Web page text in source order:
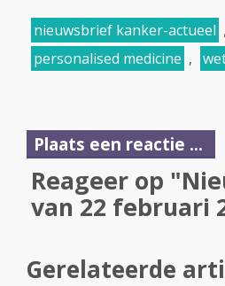
nieuwsbrief kanker-actueel ,
personalised medicine ,
Plaats een reactie ...
Reageer op
van 22 februari
Gerelateerde